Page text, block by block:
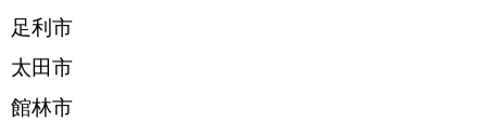
足利市
太田市
館林市